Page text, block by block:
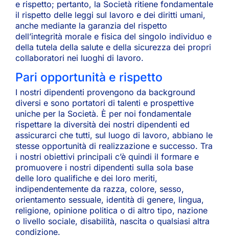
e rispetto; pertanto, la Società ritiene fondamentale
il rispetto delle leggi sul lavoro e dei diritti umani,
anche mediante la garanzia del rispetto
dell’integrità morale e fisica del singolo individuo e
della tutela della salute e della sicurezza dei propri
collaboratori nei luoghi di lavoro.
Pari opportunità e rispetto
I nostri dipendenti provengono da background
diversi e sono portatori di talenti e prospettive
uniche per la Società. È per noi fondamentale
rispettare la diversità dei nostri dipendenti ed
assicurarci che tutti, sul luogo di lavoro, abbiano le
stesse opportunità di realizzazione e successo. Tra
i nostri obiettivi principali c’è quindi il formare e
promuovere i nostri dipendenti sulla sola base
delle loro qualifiche e dei loro meriti,
indipendentemente da razza, colore, sesso,
orientamento sessuale, identità di genere, lingua,
religione, opinione politica o di altro tipo, nazione
o livello sociale, disabilità, nascita o qualsiasi altra
condizione.